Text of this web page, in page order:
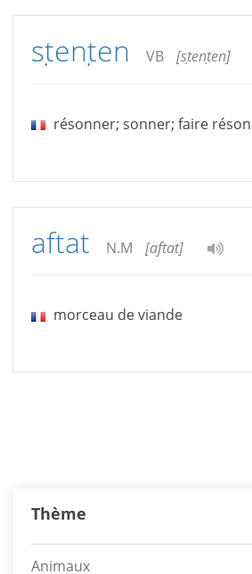
sṭenṭen VB [sṭenṭen]
résonner; sonner; faire
aftat N.M [aftat]
morceau de viande
Thème
Animaux